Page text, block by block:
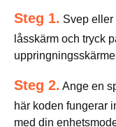
Steg 1. Svep eller
låsskärm och tryck
Steg 2. Ange en
här koden fungerar
med din